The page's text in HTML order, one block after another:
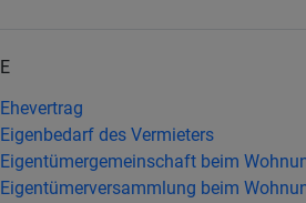
E
Ehevertrag
Eigenbedarf des Vermieters
Eigentümergemeinschaft beim
Eigentümerversammlung beim